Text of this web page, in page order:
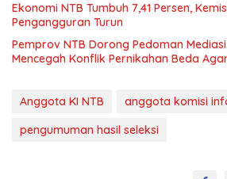
Ekonomi NTB Tumbuh 7,41 Persen,
Pengangguran Turun
Pemprov NTB Dorong Pedoman
Mencegah Konflik Pernikahan Beda
Anggota KI NTB
anggota komisi
pengumuman hasil seleksi